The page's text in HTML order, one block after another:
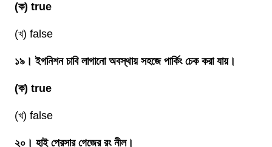
(ক) true
(খ) false
১৯। ইগনিশন চাবি লাগানো অবস্থায় সহজে পার্কিং চেক করা যায়।
(ক) true
(খ) false
২০। হাই প্রেসার গেজের রং নীল।